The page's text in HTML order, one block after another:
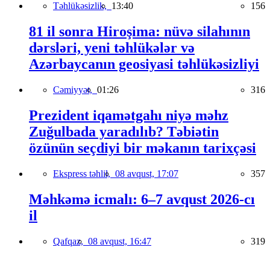
Təhlükəsizlik, 13:40 156
81 il sonra Hiroşima: nüvə silahının
dərsləri, yeni təhlükələr və
Azərbaycanın geosiyasi təhlükəsizliyi
Cəmiyyət, 01:26 316
Prezident iqamətgahı niyə məhz
Zuğulbada yaradılıb? Təbiətin
özünün seçdiyi bir məkanın tarixçəsi
Ekspress təhlil, 08 avqust, 17:07 357
Məhkəmə icmalı: 6–7 avqust 2026-cı
il
Qafqaz, 08 avqust, 16:47 319